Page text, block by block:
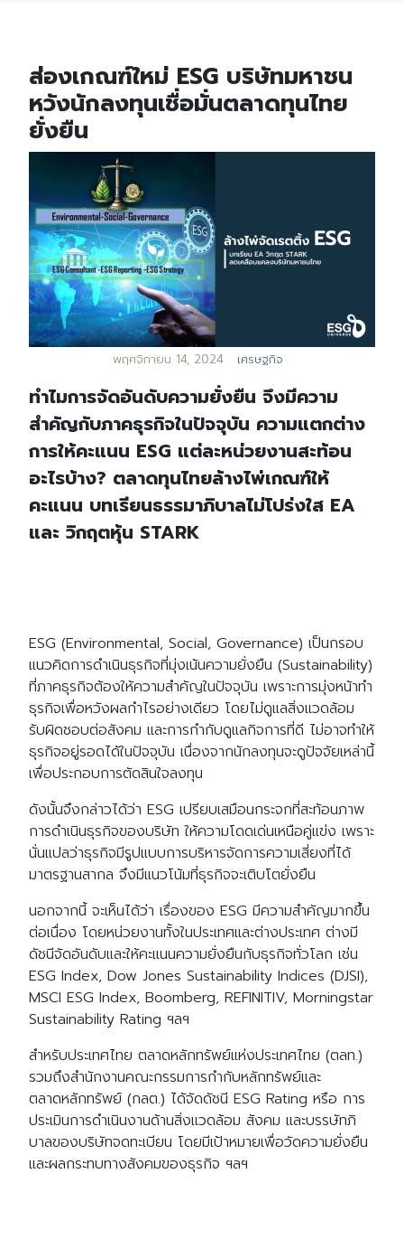
ส่องเกณฑ์ใหม่ ESG บริษัทมหาชน
หวังนักลงทุนเชื่อมั่นตลาดทุนไทย
ยั่งยืน
พฤศจิกายน 14, 2024 เศรษฐกิจ
ทำไมการจัดอันดับความยั่งยืน จึงมีความ
สำคัญกับภาคธุรกิจในปัจจุบัน ความแตกต่าง
การให้คะแนน ESG แต่ละหน่วยงานสะท้อน
อะไรบ้าง? ตลาดทุนไทยล้างไพ่เกณฑ์ให้
คะแนน บทเรียนธรรมาภิบาลไม่โปร่งใส EA
และ วิกฤตหุ้น STARK
ESG (Environmental, Social, Governance) เป็นกรอบ
แนวคิดการดำเนินธุรกิจที่มุ่งเน้นความยั่งยืน (Sustainability)
ที่ภาคธุรกิจต้องให้ความสำคัญในปัจจุบัน เพราะการมุ่งหน้าทำ
ธุรกิจเพื่อหวังผลกำไรอย่างเดียว โดยไม่ดูแลสิ่งแวดล้อม
รับผิดชอบต่อสังคม และการกำกับดูแลกิจการที่ดี ไม่อาจทำให้
ธุรกิจอยู่รอดได้ในปัจจุบัน เนื่องจากนักลงทุนจะดูปัจจัยเหล่านี้
เพื่อประกอบการตัดสินใจลงทุน
ดังนั้นจึงกล่าวได้ว่า ESG เปรียบเสมือนกระจกที่สะท้อนภาพ
การดำเนินธุรกิจของบริษัท ให้ความโดดเด่นเหนือคู่แข่ง เพราะ
นั่นแปลว่าธุรกิจมีรูปแบบการบริหารจัดการความเสี่ยงที่ได้
มาตรฐานสากล จึงมีแนวโน้มที่ธุรกิจจะเติบโตยั่งยืน
นอกจากนี้ จะเห็นได้ว่า เรื่องของ ESG มีความสำคัญมากขึ้น
ต่อเนื่อง โดยหน่วยงานทั้งในประเทศและต่างประเทศ ต่างมี
ดัชนีจัดอันดับและให้คะแนนความยั่งยืนกับธุรกิจทั่วโลก เช่น
ESG Index, Dow Jones Sustainability Indices (DJSI),
MSCI ESG Index, Boomberg, REFINITIV, Morningstar
Sustainability Rating ฯลฯ
สำหรับประเทศไทย ตลาดหลักทรัพย์แห่งประเทศไทย (ตลท.)
รวมถึงสำนักงานคณะกรรมการกำกับหลักทรัพย์และ
ตลาดหลักทรัพย์ (กลต.) ได้จัดดัชนี ESG Rating หรือ การ
ประเมินการดำเนินงานด้านสิ่งแวดล้อม สังคม และบรรษัทภิ
บาลของบริษัทจดทะเบียน โดยมีเป้าหมายเพื่อวัดความยั่งยืน
และผลกระทบทางสังคมของธุรกิจ ฯลฯ